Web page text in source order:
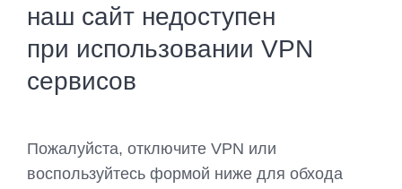
наш сайт недоступен
при использовании VPN
сервисов
Пожалуйста, отключите VPN или
воспользуйтесь формой ниже для обхода